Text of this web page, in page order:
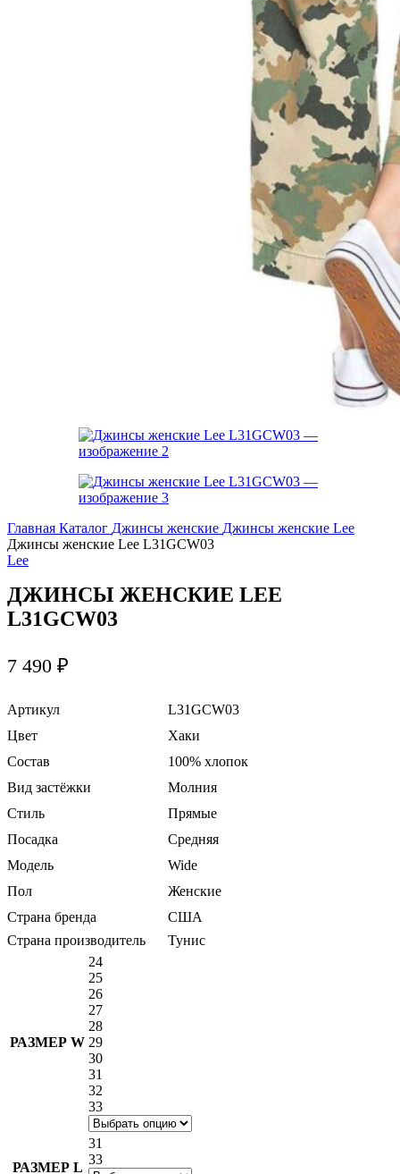
Главная Каталог Джинсы женские Джинсы женские Lee
Джинсы женские Lee L31GCW03
Lee
ДЖИНСЫ ЖЕНСКИЕ LEE
L31GCW03
7 490 ₽
Артикул
L31GCW03
Цвет
Хаки
Состав
100% хлопок
Вид застёжки
Молния
Стиль
Прямые
Посадка
Средняя
Модель
Wide
Пол
Женские
Страна бренда
США
Страна производитель
Тунис
РАЗМЕР W
24
25
26
27
28
29
30
31
32
33
РАЗМЕР L
31
33